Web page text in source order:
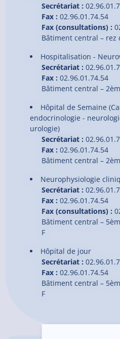
Secrétariat :
Fax : 02.96.01.74.54
Fax (consultations) :
Bâtiment central – rez
Hospitalisation -
Secrétariat :
Fax : 02.96.01.74.54
Bâtiment central –
Hôpital de Semaine
endocrinologie -
urologie)
Secrétariat :
Fax : 02.96.01.74.54
Bâtiment central –
Neurophysiologie
Secrétariat :
Fax : 02.96.01.74.54
Fax (consultations) :
Bâtiment central –
F
Hôpital de jour
Secrétariat :
Fax : 02.96.01.74.54
Bâtiment central –
F